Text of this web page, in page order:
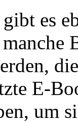
es
E-
um